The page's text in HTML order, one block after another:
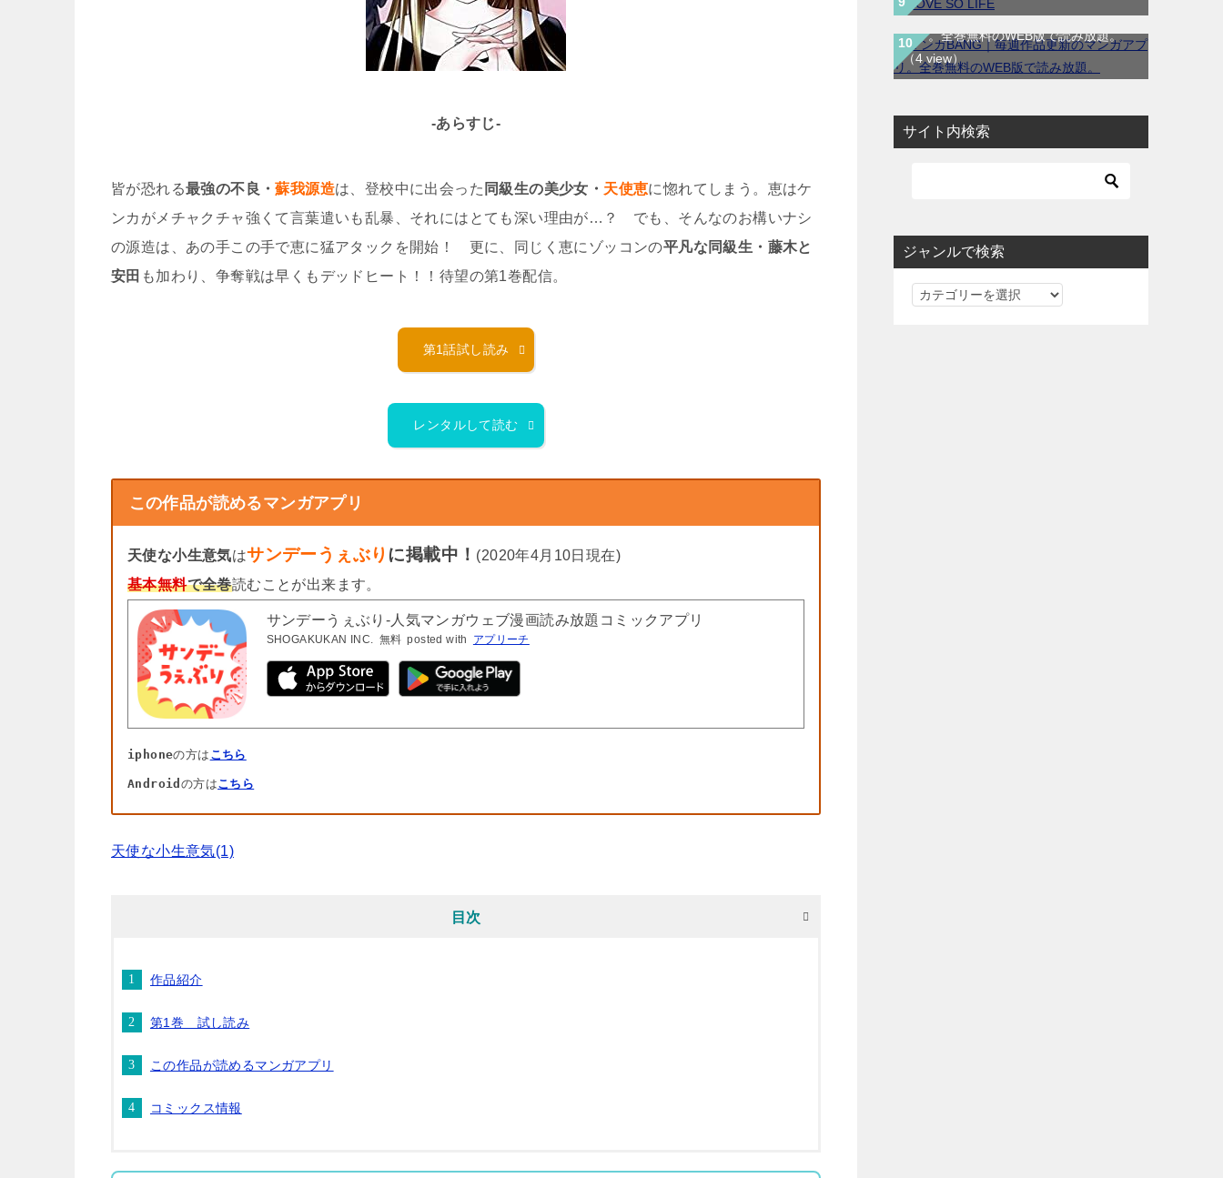
-あらすじ-
皆が恐れる最強の不良・蘇我源造は、登校中に出会った 同級生の美少女・ 天使恵に惚れてしまう。恵はケ
ンカがメチャクチャ強くて言葉遣いも乱暴、それにはとても深い理由が…？ でも、そんなのお構いナシ
の源造は、あの手この手で恵に猛アタックを開始！ 更に、同じく恵にゾッコンの平凡な同級生・藤木と
安田 も加わり、争奪戦は早くもデッドヒート！！待望の第1巻配信。
第1話試し読み
レンタルして読む
この作品が読めるマンガアプリ
天使な小生意気はサンデーうぇぶり に掲載中！ (2020年4月10日現在)
基本無料で全巻読むことが出来ます。
サンデーうぇぶり-人気マンガウェブ漫画読み放題コミックアプリ
SHOGAKUKAN INC. 無料 posted with アプリーチ
iphoneの方は こちら
Android の方はこちら
天使な小生意気(1)
目次
作品紹介
第1巻 試し読み
この作品が読めるマンガアプリ
コミックス情報
マンガBANG｜毎週作品更新のマンガア
プリ。全巻無料のWEB版で読み放題。
（4 view）
サイト内検索
ジャンルで検索
ジ